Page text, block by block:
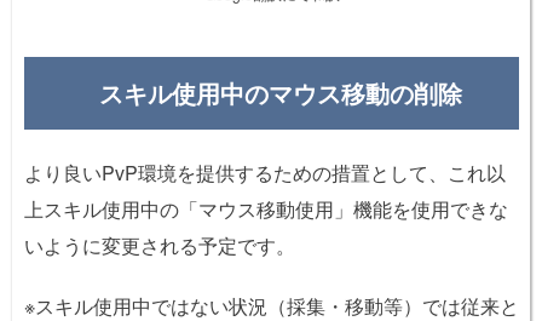
スキル使用中のマウス移動の削除
より良いPvP環境を提供するための措置として、これ以
上スキル使用中の「マウス移動使用」機能を使用できな
いように変更される予定です。
※スキル使用中ではない状況（採集・移動等）では従来と